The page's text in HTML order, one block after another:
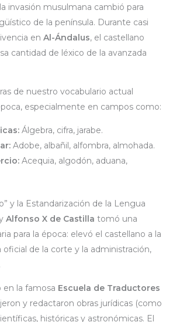
invasión musulmana cambió para
de la península. Durante casi
en Al-Ándalus, el castellano
cantidad de léxico de la avanzada
de nuestro vocabulario actual
especialmente en campos como:
Álgebra, cifra, jarabe.
Adobe, albañil, alfombra, almohada.
Acequia, algodón, aduana,
y la Estandarización de la Lengua
Alfonso X de Castilla tomó una
para la época: elevó el castellano a la
de la corte y la administración,
en la famosa Escuela de Traductores
y redactaron obras jurídicas (como
históricas y astronómicas. El